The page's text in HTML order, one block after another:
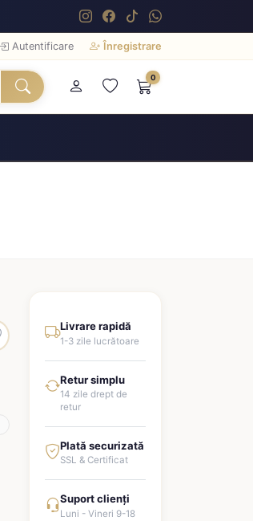
Autentificare Înregistrare
0
Livrare rapidă
1-3 zile lucrătoare
Retur simplu
14 zile drept de
retur
Plată securizată
SSL & Certificat
Suport clienți
Luni - Vineri 9-18